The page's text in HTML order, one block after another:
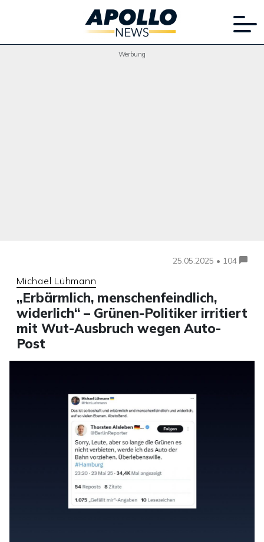
Werbung
25.05.2025 • 104
Michael Lühmann
„Erbärmlich, menschenfeindlich,
widerlich“ – Grünen-Politiker irritiert
mit Wut-Ausbruch wegen Auto-
Post